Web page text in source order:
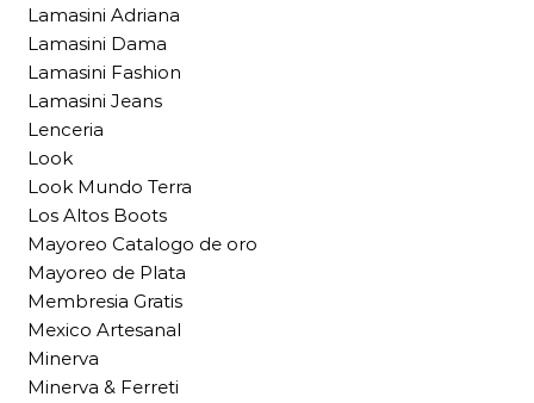
Lamasini Adriana
Lamasini Dama
Lamasini Fashion
Lamasini Jeans
Lenceria
Look
Look Mundo Terra
Los Altos Boots
Mayoreo Catalogo de oro
Mayoreo de Plata
Membresia Gratis
Mexico Artesanal
Minerva
Minerva & Ferreti